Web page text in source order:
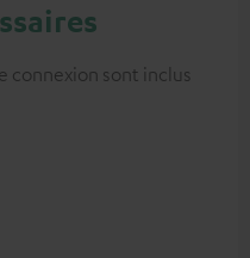
connexion sont inclus